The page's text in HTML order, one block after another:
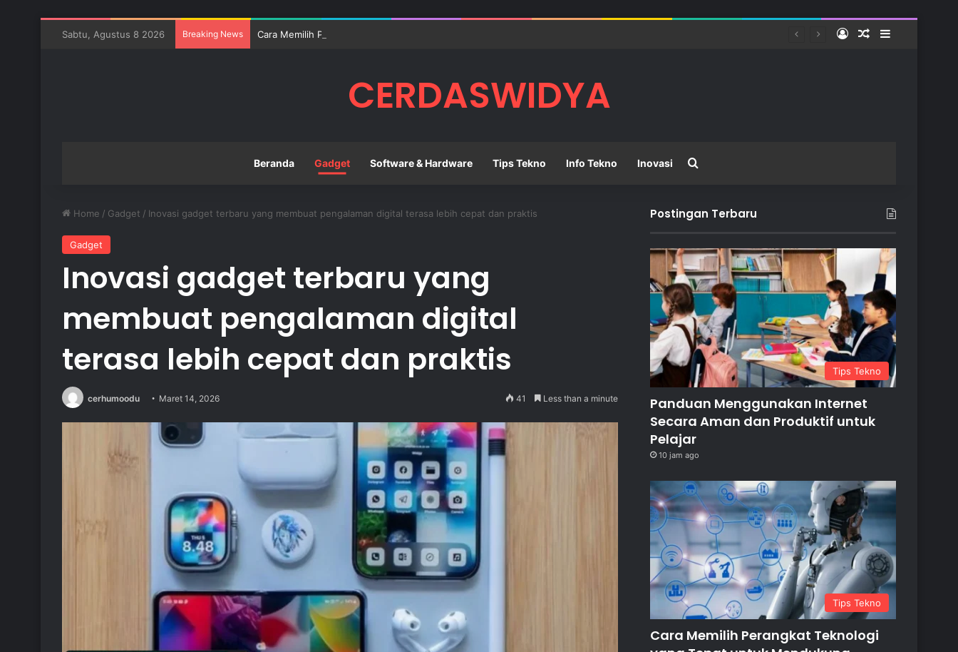
Sabtu, Agustus 8 2026 Breaking News Cara Memilih Perangkat Teknologi yang Tepat untuk Mendukung Aktivitas Belajar Log InRandom Article
Sidebar
CERDASWIDYA
Beranda Gadget Software & Hardware Tips Tekno Info Tekno Inovasi
Home / Gadget / Inovasi gadget terbaru yang membuat pengalaman digital terasa lebih cepat dan praktis
Gadget
Inovasi gadget terbaru yang
membuat pengalaman digital
terasa lebih cepat dan praktis
cerhumoodu Maret 14, 2026 41 Less than a minute
Postingan Terbaru
Tips Tekno
Panduan Menggunakan Internet
Secara Aman dan Produktif untuk
Pelajar
10 jam ago
Tips Tekno
Cara Memilih Perangkat Teknologi